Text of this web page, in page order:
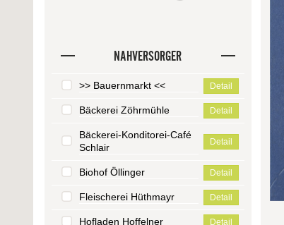
NAHVERSORGER
>> Bauernmarkt << Detail
Bäckerei Zöhrmühle Detail
Bäckerei-Konditorei-Café
Schlair
Detail
Biohof Öllinger Detail
Fleischerei Hüthmayr Detail
Hofladen Hoffelner Detail